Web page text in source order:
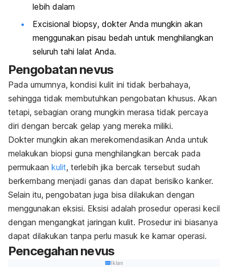
lebih dalam
Excisional biopsy, dokter Anda mungkin akan
menggunakan pisau bedah untuk menghilangkan
seluruh tahi lalat Anda.
Pengobatan nevus
Pada umumnya, kondisi kulit ini tidak berbahaya,
sehingga tidak membutuhkan pengobatan khusus. Akan
tetapi, sebagian orang mungkin merasa tidak percaya
diri dengan bercak gelap yang mereka miliki.
Dokter mungkin akan merekomendasikan Anda untuk
melakukan biopsi guna menghilangkan bercak pada
permukaan kulit, terlebih jika bercak tersebut sudah
berkembang menjadi ganas dan dapat berisiko kanker.
Selain itu, pengobatan juga bisa dilakukan dengan
menggunakan eksisi. Eksisi adalah prosedur operasi kecil
dengan mengangkat jaringan kulit. Prosedur ini biasanya
dapat dilakukan tanpa perlu masuk ke kamar operasi.
Pencegahan nevus
Iklan